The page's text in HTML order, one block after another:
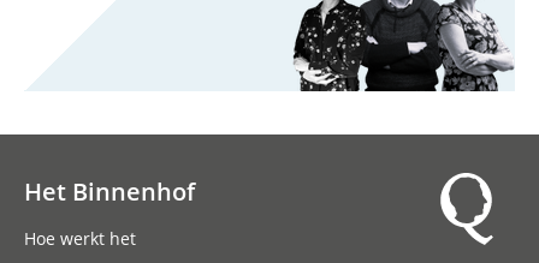
Het Binnenhof
Hoe werkt het